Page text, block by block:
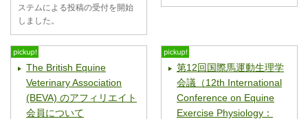
ステムによる投稿の受付を開始
しました。
The British Equine
Veterinary Association
(BEVA) のアフィリエイト
会員について
第12回国際馬運動生理学
会議（12th International
Conference on Equine
Exercise Physiology：